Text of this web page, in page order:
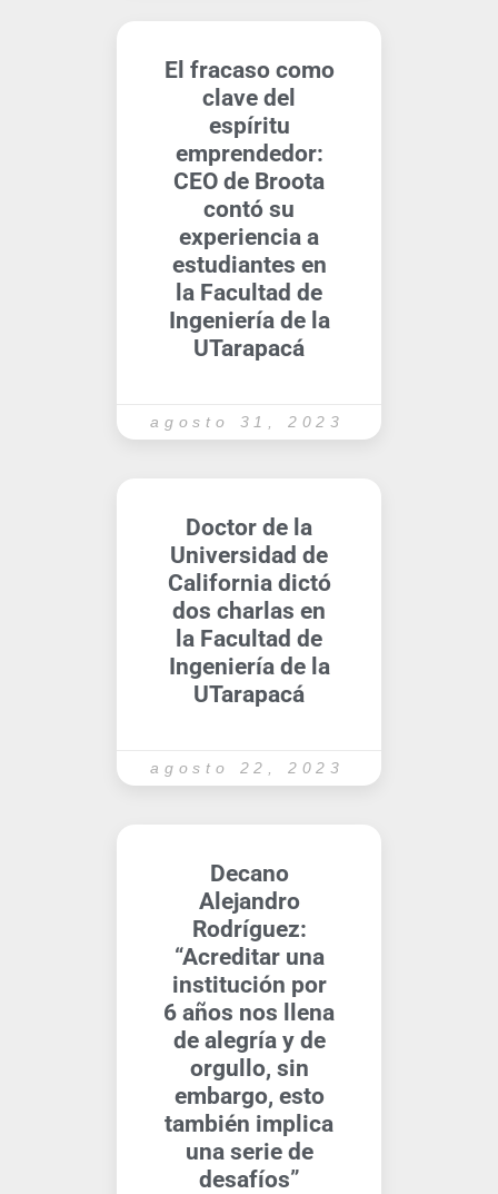
El fracaso como
clave del
espíritu
emprendedor:
CEO de Broota
contó su
experiencia a
estudiantes en
la Facultad de
Ingeniería de la
UTarapacá
agosto 31, 2023
Doctor de la
Universidad de
California dictó
dos charlas en
la Facultad de
Ingeniería de la
UTarapacá
agosto 22, 2023
Decano
Alejandro
Rodríguez:
“Acreditar una
institución por
6 años nos llena
de alegría y de
orgullo, sin
embargo, esto
también implica
una serie de
desafíos”